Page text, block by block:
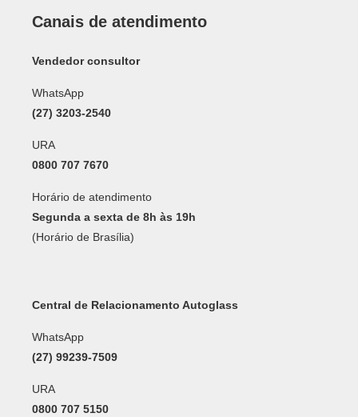
Canais de atendimento
Vendedor consultor
WhatsApp
(27) 3203-2540
URA
0800 707 7670
Horário de atendimento
Segunda a sexta de 8h às 19h
(Horário de Brasília)
Central de Relacionamento Autoglass
WhatsApp
(27) 99239-7509
URA
0800 707 5150